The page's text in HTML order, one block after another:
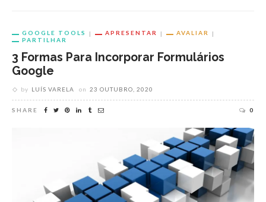
GOOGLE TOOLS APRESENTAR
AVALIAR
PARTILHAR
3 Formas Para Incorporar Formulários
Google
by LUÍS VARELA on 23 OUTUBRO, 2020
SHARE 0